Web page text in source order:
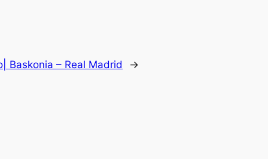
Baskonia – Real Madrid →